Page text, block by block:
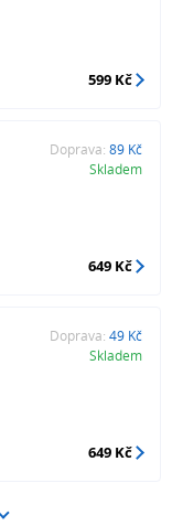
599 Kč
Doprava: 89 Kč
Skladem
649 Kč
Doprava: 49 Kč
Skladem
649 Kč